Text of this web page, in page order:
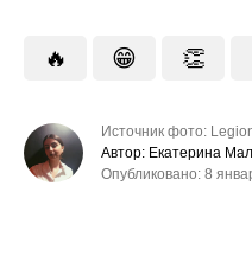
🔥 😁 👏
Источник фото:
Автор: Екатерина
Опубликовано: 8